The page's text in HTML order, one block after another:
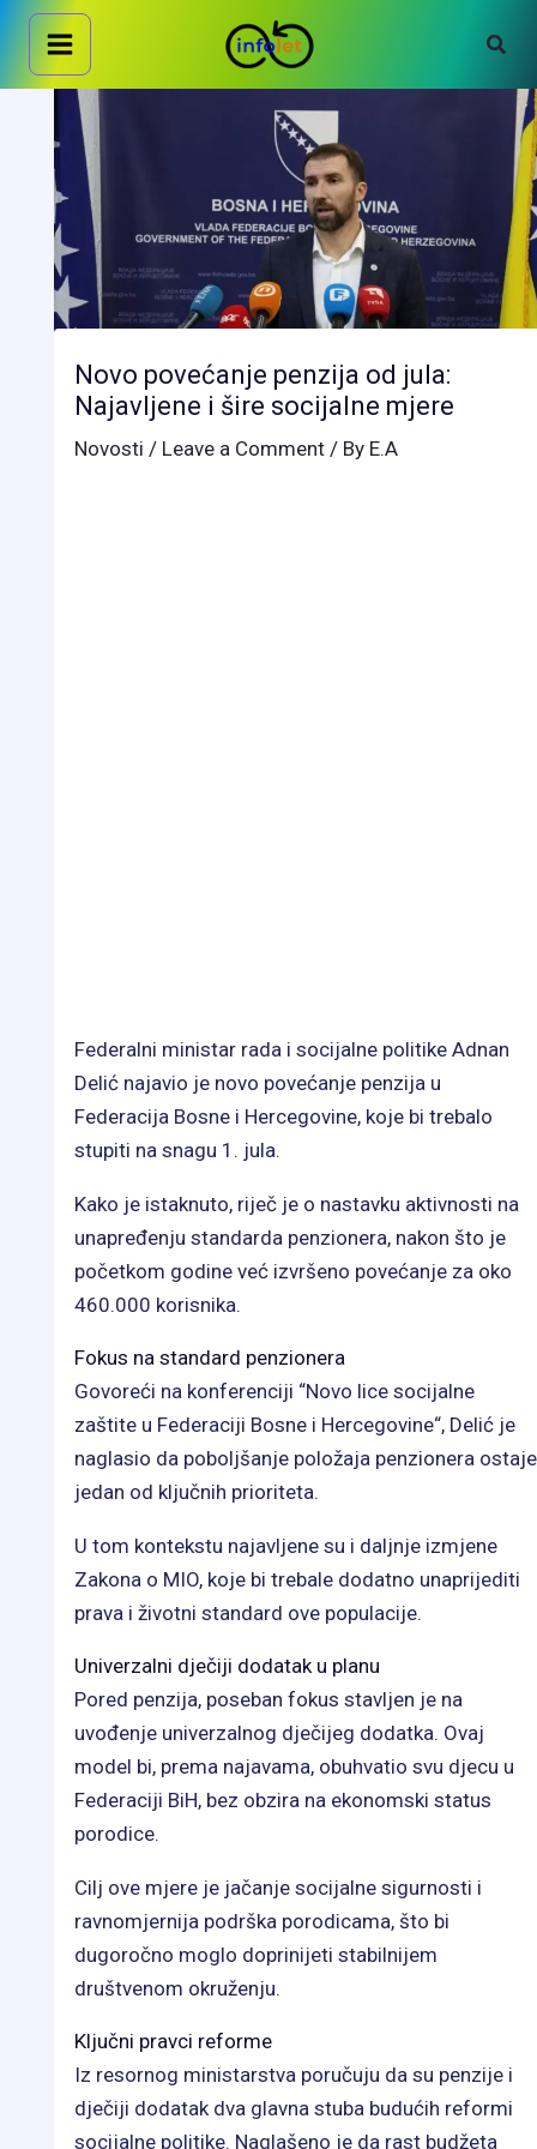
Skip
content
Novo povećanje penzija od jula:
Najavljene i šire socijalne mjere
Novosti / Leave a Comment / By E.A
Federalni ministar rada i socijalne politike Adnan
Delić najavio je novo povećanje penzija u
Federacija Bosne i Hercegovine, koje bi trebalo
stupiti na snagu 1. jula.
Kako je istaknuto, riječ je o nastavku aktivnosti na
unapređenju standarda penzionera, nakon što je
početkom godine već izvršeno povećanje za oko
460.000 korisnika.
Fokus na standard penzionera
Govoreći na konferenciji “Novo lice socijalne
zaštite u Federaciji Bosne i Hercegovine“, Delić je
naglasio da poboljšanje položaja penzionera ostaje
jedan od ključnih prioriteta.
U tom kontekstu najavljene su i daljnje izmjene
Zakona o MIO, koje bi trebale dodatno unaprijediti
prava i životni standard ove populacije.
Univerzalni dječiji dodatak u planu
Pored penzija, poseban fokus stavljen je na
uvođenje univerzalnog dječijeg dodatka. Ovaj
model bi, prema najavama, obuhvatio svu djecu u
Federaciji BiH, bez obzira na ekonomski status
porodice.
Cilj ove mjere je jačanje socijalne sigurnosti i
ravnomjernija podrška porodicama, što bi
dugoročno moglo doprinijeti stabilnijem
društvenom okruženju.
Ključni pravci reforme
Iz resornog ministarstva poručuju da su penzije i
dječiji dodatak dva glavna stuba budućih reformi
socijalne politike. Naglašeno je da rast budžeta